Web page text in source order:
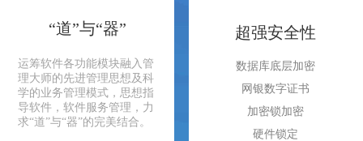
“道”与“器”
运筹软件各功能模块融入管
理大师的先进管理思想及科
学的业务管理模式，思想指
导软件，软件服务管理，力
求“道”与“器”的完美结合。
超强安全性
数据库底层加密
网银数字证书
加密锁加密
硬件锁定